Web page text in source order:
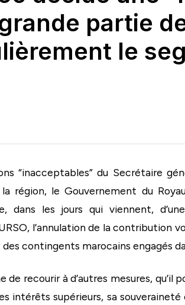
partie
le
“inacceptables” du Secrétaire
la région, le Gouvernement du
dans les jours qui viennent,
l’annulation de la contribution
contingents marocains engagés
recourir à d’autres mesures,
intérêts supérieurs, sa